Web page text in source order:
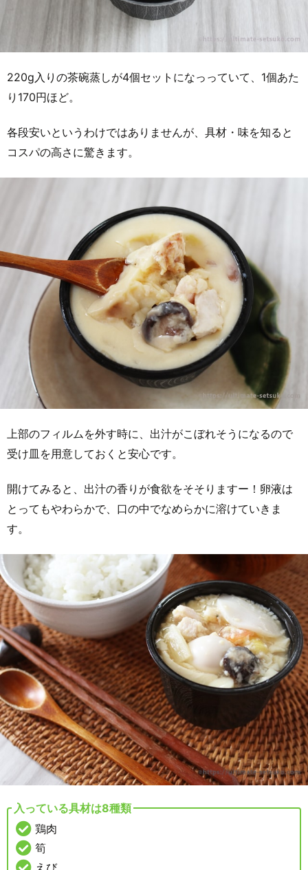
220g入りの茶碗蒸しが4個セットになっっていて、1個あた
り170円ほど。
各段安いというわけではありませんが、具材・味を知ると
コスパの高さに驚きます。
上部のフィルムを外す時に、出汁がこぼれそうになるので
受け皿を用意しておくと安心です。
開けてみると、出汁の香りが食欲をそそりますー！卵液は
とってもやわらかで、口の中でなめらかに溶けていきま
す。
入っている具材は8種類
鶏肉
筍
えび